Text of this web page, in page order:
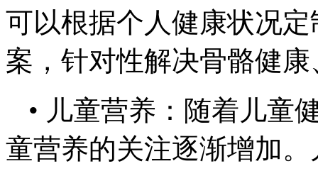
可以根据个人健康状况
案，针对性解决骨骼健
• 儿童营养：随着儿童
童营养的关注逐渐增加